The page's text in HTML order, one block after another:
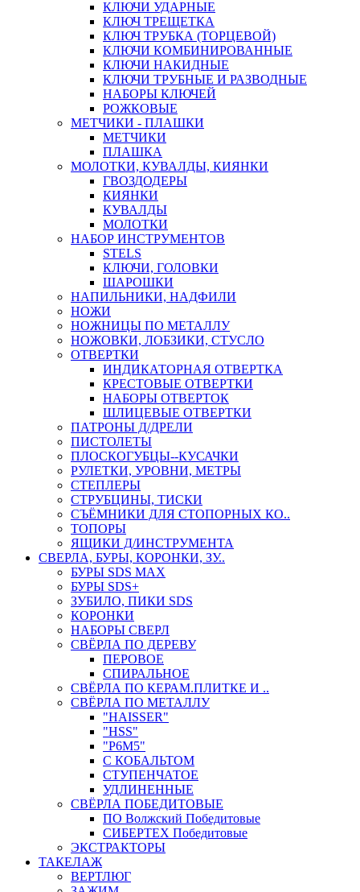
КЛЮЧИ УДАРНЫЕ
КЛЮЧ ТРЕЩЕТКА
КЛЮЧ ТРУБКА (ТОРЦЕВОЙ)
КЛЮЧИ КОМБИНИРОВАННЫЕ
КЛЮЧИ НАКИДНЫЕ
КЛЮЧИ ТРУБНЫЕ И РАЗВОДНЫЕ
НАБОРЫ КЛЮЧЕЙ
РОЖКОВЫЕ
МЕТЧИКИ - ПЛАШКИ
МЕТЧИКИ
ПЛАШКА
МОЛОТКИ, КУВАЛДЫ, КИЯНКИ
ГВОЗДОДЕРЫ
КИЯНКИ
КУВАЛДЫ
МОЛОТКИ
НАБОР ИНСТРУМЕНТОВ
STELS
КЛЮЧИ, ГОЛОВКИ
ШАРОШКИ
НАПИЛЬНИКИ, НАДФИЛИ
НОЖИ
НОЖНИЦЫ ПО МЕТАЛЛУ
НОЖОВКИ, ЛОБЗИКИ, СТУСЛО
ОТВЕРТКИ
ИНДИКАТОРНАЯ ОТВЕРТКА
КРЕСТОВЫЕ ОТВЕРТКИ
НАБОРЫ ОТВЕРТОК
ШЛИЦЕВЫЕ ОТВЕРТКИ
ПАТРОНЫ Д/ДРЕЛИ
ПИСТОЛЕТЫ
ПЛОСКОГУБЦЫ--КУСАЧКИ
РУЛЕТКИ, УРОВНИ, МЕТРЫ
СТЕПЛЕРЫ
СТРУБЦИНЫ, ТИСКИ
СЪЁМНИКИ ДЛЯ СТОПОРНЫХ КО..
ТОПОРЫ
ЯЩИКИ Д/ИНСТРУМЕНТА
СВЕРЛА, БУРЫ, КОРОНКИ, ЗУ..
БУРЫ SDS MAX
БУРЫ SDS+
ЗУБИЛО, ПИКИ SDS
КОРОНКИ
НАБОРЫ СВЕРЛ
СВЁРЛА ПО ДЕРЕВУ
ПЕРОВОЕ
СПИРАЛЬНОЕ
СВЁРЛА ПО КЕРАМ.ПЛИТКЕ И ..
СВЁРЛА ПО МЕТАЛЛУ
"HAISSER"
"HSS"
"Р6М5"
С КОБАЛЬТОМ
СТУПЕНЧАТОЕ
УДЛИНЕННЫЕ
СВЁРЛА ПОБЕДИТОВЫЕ
ПО Волжский Победитовые
СИБЕРТЕХ Победитовые
ЭКСТРАКТОРЫ
ТАКЕЛАЖ
ВЕРТЛЮГ